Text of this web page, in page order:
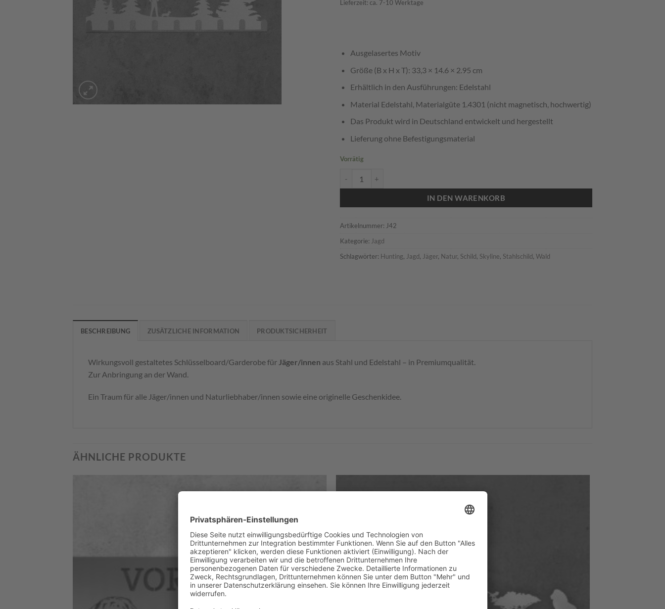
Lieferzeit: ca. 7-10 Werktage
Ausgelasertes Motiv
Größe (B x H x T): 33,3 × 14.6 × 2.95 cm
Erhältlich in den Ausführungen: Edelstahl
Material Edelstahl, Materialgüte 1.4301 (nicht magnetisch, hochwertig)
Das Produkt wird in Deutschland entwickelt und hergestellt
Lieferung ohne Befestigungsmaterial
Vorrätig
IN DEN WARENKORB
Artikelnummer: J42
Kategorie: Jagd
Schlagwörter: Hunting, Jagd, Jäger, Natur, Schild, Skyline, Stahlschild, Wald
BESCHREIBUNG ZUSÄTZLICHE INFORMATION PRODUKTSICHERHEIT
Wirkungsvoll gestaltetes Schlüsselboard/Garderobe für Jäger/innen aus Stahl und Edelstahl – in Premiumqualität.
Zur Anbringung an der Wand.
Ein Traum für alle Jäger/innen und Naturliebhaber/innen sowie eine originelle Geschenkidee.
ÄHNLICHE PRODUKTE